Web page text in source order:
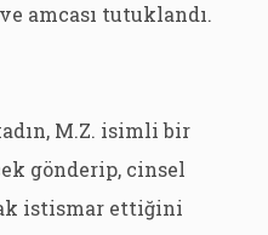
amcası tutuklandı.
M.Z. isimli bir
gönderip, cinsel
istismar ettiğini